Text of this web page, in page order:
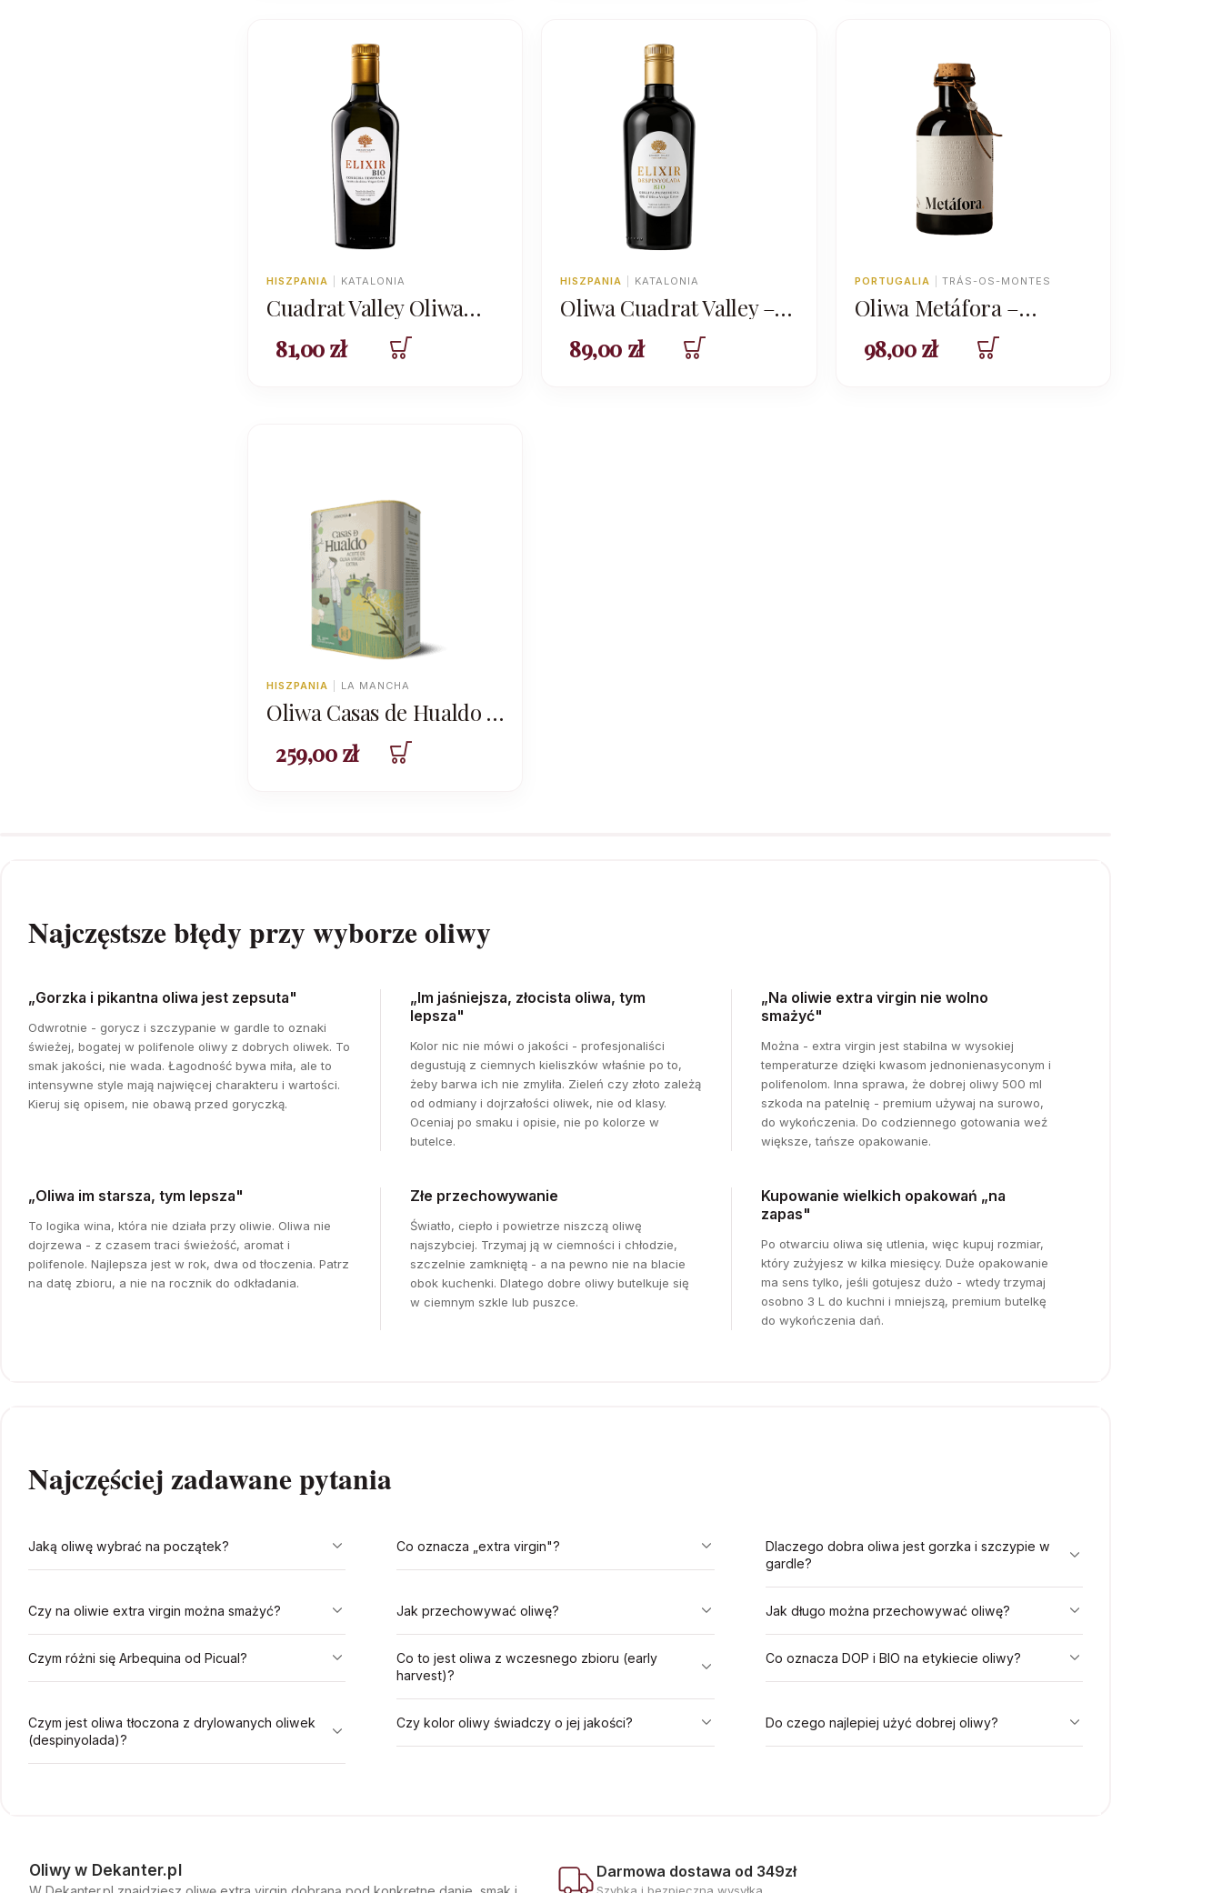
HISZPANIA KATALONIA
Cuadrat Valley Oliwa
Elixir Bio Arbequina
81,00zł
HISZPANIA KATALONIA
Oliwa Cuadrat Valley –
Elixir Despinyolada
Arbequina
89,00 zł
PORTUGALIA TRÁS-OS-MONTES
Oliwa Metáfora –
Verdeal Trás-os-Montes
98,00zł
HISZPANIA LA MANCHA
Oliwa Casas de Hualdo –
Harmony Arbequina &
Picual 3L
259,00zł
Najczęstsze błędy przy wyborze oliwy
„Gorzka i pikantna oliwa jest zepsuta"
Odwrotnie - gorycz i szczypanie w gardle to oznaki
świeżej, bogatej w polifenole oliwy z dobrych oliwek. To
smak jakości, nie wada. Łagodność bywa miła, ale to
intensywne style mają najwięcej charakteru i wartości.
Kieruj się opisem, nie obawą przed goryczką.
„Im jaśniejsza, złocista oliwa, tym
lepsza"
Kolor nic nie mówi o jakości - profesjonaliści
degustują z ciemnych kieliszków właśnie po to,
żeby barwa ich nie zmyliła. Zieleń czy złoto zależą
od odmiany i dojrzałości oliwek, nie od klasy.
Oceniaj po smaku i opisie, nie po kolorze w
butelce.
„Na oliwie extra virgin nie wolno
smażyć"
Można - extra virgin jest stabilna w wysokiej
temperaturze dzięki kwasom jednonienasyconym i
polifenolom. Inna sprawa, że dobrej oliwy 500 ml
szkoda na patelnię - premium używaj na surowo,
do wykończenia. Do codziennego gotowania weź
większe, tańsze opakowanie.
„Oliwa im starsza, tym lepsza"
To logika wina, która nie działa przy oliwie. Oliwa nie
dojrzewa - z czasem traci świeżość, aromat i
polifenole. Najlepsza jest w rok, dwa od tłoczenia. Patrz
na datę zbioru, a nie na rocznik do odkładania.
Złe przechowywanie
Światło, ciepło i powietrze niszczą oliwę
najszybciej. Trzymaj ją w ciemności i chłodzie,
szczelnie zamkniętą - a na pewno nie na blacie
obok kuchenki. Dlatego dobre oliwy butelkuje się
w ciemnym szkle lub puszce.
Kupowanie wielkich opakowań „na
zapas"
Po otwarciu oliwa się utlenia, więc kupuj rozmiar,
który zużyjesz w kilka miesięcy. Duże opakowanie
ma sens tylko, jeśli gotujesz dużo - wtedy trzymaj
osobno 3 L do kuchni i mniejszą, premium butelkę
do wykończenia dań.
Najczęściej zadawane pytania
Jaką oliwę wybrać na początek? Co oznacza „extra virgin"?
Dlaczego dobra oliwa jest gorzka i szczypie w
gardle?
Czy na oliwie extra virgin można smażyć? Jak przechowywać oliwę? Jak długo można przechowywać oliwę?
Czym różni się Arbequina od Picual?
Co to jest oliwa z wczesnego zbioru (early
harvest)?
Co oznacza DOP i BIO na etykiecie oliwy?
Czym jest oliwa tłoczona z drylowanych oliwek
(despinyolada)?
Czy kolor oliwy świadczy o jej jakości? Do czego najlepiej użyć dobrej oliwy?
Oliwy w Dekanter.pl Darmowa dostawa od 349zł
Szybka i bezpieczna wysyłka